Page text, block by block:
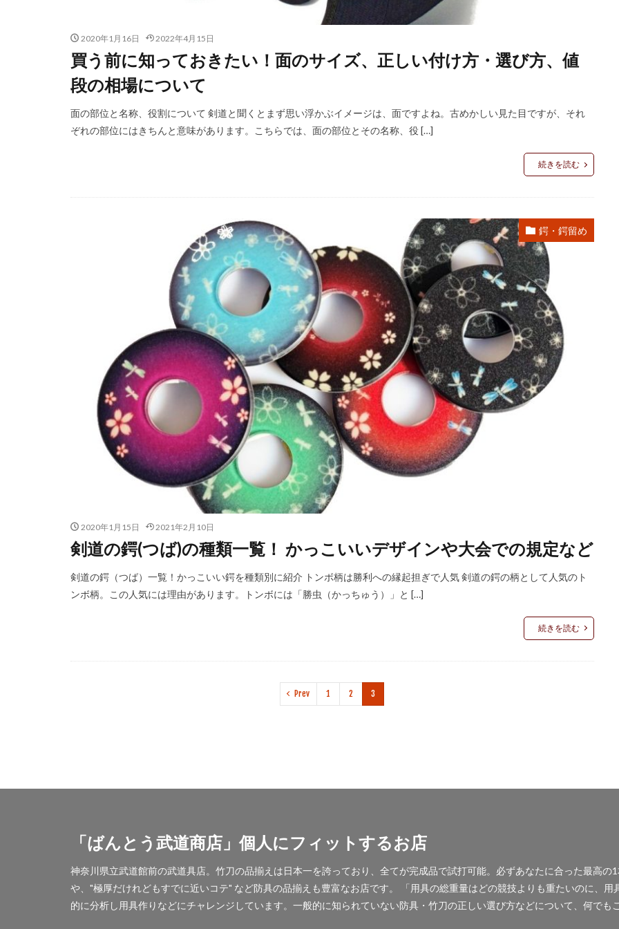
2020年1月16日 2022年4月15日
買う前に知っておきたい！面のサイズ、正しい付け方・選び方、値
段の相場について
面の部位と名称、役割について 剣道と聞くとまず思い浮かぶイメージは、面ですよね。古めかしい見た目ですが、それ
ぞれの部位にはきちんと意味があります。こちらでは、面の部位とその名称、役 […]
続きを読む
鍔・鍔留め
2020年1月15日 2021年2月10日
剣道の鍔(つば)の種類一覧！ かっこいいデザインや大会での規定など
剣道の鍔（つば）一覧！かっこいい鍔を種類別に紹介 トンボ柄は勝利への縁起担ぎで人気 剣道の鍔の柄として人気のト
ンボ柄。この人気には理由があります。トンボには「勝虫（かっちゅう）」と […]
続きを読む
Prev 1 2 3
「ばんとう武道商店」個人にフィットするお店
神奈川県立武道館前の武道具店。竹刀の品揃えは日本一を誇っており、全てが完成品で試打可能。必ずあなたに合った最高
や、"極厚だけれどもすでに近いコテ" など防具の品揃えも豊富なお店です。 「用具の総重量はどの競技よりも重たいのに、
的に分析し用具作りなどにチャレンジしています。一般的に知られていない防具・竹刀の正しい選び方などについて、何でも